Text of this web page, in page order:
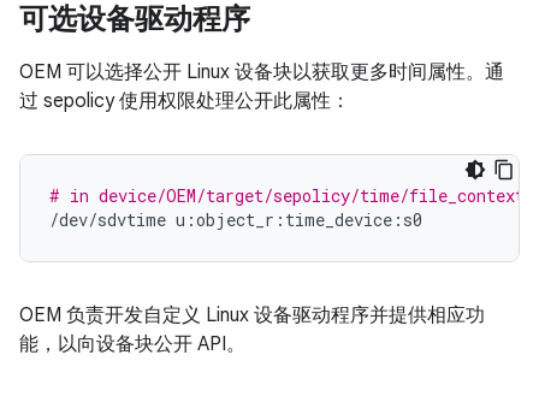
可选设备驱动程序
OEM 可以选择公开 Linux 设备块以获取更多时间属性。通
过 sepolicy 使用权限处理公开此属性：
# in device/OEM/target/sepolicy/time/file_contexts
/dev/sdvtime
OEM 负责开发自定义 Linux 设备驱动程序并提供相应功
能，以向设备块公开 API。